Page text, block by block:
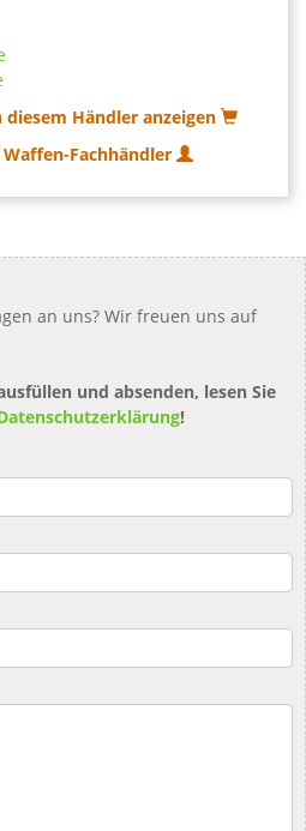
Händler anzeigen
Fachhändler
an uns? Wir freuen uns auf
und absenden, lesen Sie
!